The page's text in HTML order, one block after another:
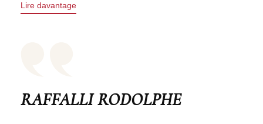
Lire davantage
RAFFALLI RODOLPHE